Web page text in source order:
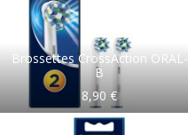
Brossettes CrossAction ORAL-
B
8,90 €